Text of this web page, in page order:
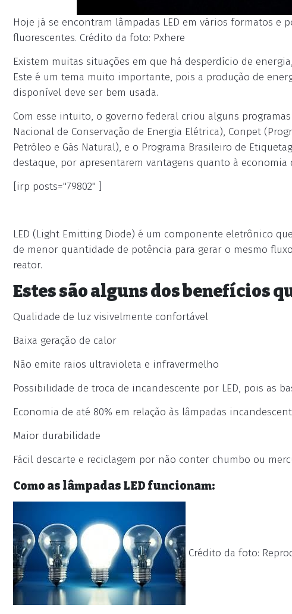
Hoje já se encontram lâmpadas LED em vários formatos
fluorescentes. Crédito da foto: Pxhere
Existem muitas situações em que há desperdício de
Este é um tema muito importante, pois a produção de
disponível deve ser bem usada.
Com esse intuito, o governo federal criou alguns
Nacional de Conservação de Energia Elétrica), Conpet
Petróleo e Gás Natural), e o Programa Brasileiro de
destaque, por apresentarem vantagens quanto à economia
[irp posts="79802" ]
LED (Light Emitting Diode) é um componente eletrônico
de menor quantidade de potência para gerar o mesmo
reator.
Estes são alguns dos benefícios
Qualidade de luz visivelmente confortável
Baixa geração de calor
Não emite raios ultravioleta e infravermelho
Possibilidade de troca de incandescente por LED, pois as
Economia de até 80% em relação às lâmpadas
Maior durabilidade
Fácil descarte e reciclagem por não conter chumbo ou
Como as lâmpadas LED funcionam:
Crédito da foto: